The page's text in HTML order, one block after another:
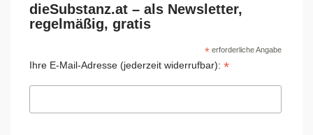
dieSubstanz.at – als Newsletter,
regelmäßig, gratis
*erforderliche Angabe
Ihre E-Mail-Adresse (jederzeit widerrufbar): *